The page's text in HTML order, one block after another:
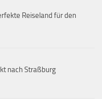
Reiseland für den
nach Straßburg